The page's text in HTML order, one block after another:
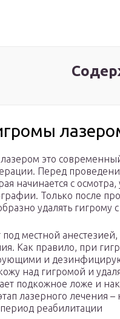
это
Перед
начинается с
Только после
удалять гигрому
местной
Как правило, при
и
над гигромой и
подкожное ложе и
лазерного лечения
реабилитации